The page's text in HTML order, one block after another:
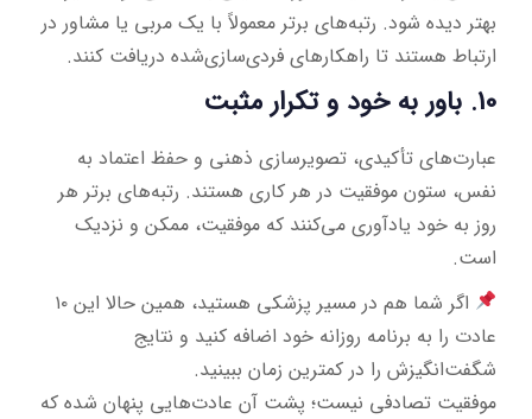
بهتر دیده شود. رتبه‌های برتر معمولاً با یک مربی یا مشاور در
ارتباط هستند تا راهکارهای فردی‌سازی‌شده دریافت کنند.
10. باور به خود و تکرار مثبت
عبارت‌های تأکیدی، تصویرسازی ذهنی و حفظ اعتماد به
نفس، ستون موفقیت در هر کاری هستند. رتبه‌های برتر هر
روز به خود یادآوری می‌کنند که موفقیت، ممکن و نزدیک
است.
اگر شما هم در مسیر پزشکی هستید، همین حالا این ۱۰
عادت را به برنامه روزانه خود اضافه کنید و نتایج
شگفت‌انگیزش را در کمترین زمان ببینید.
موفقیت تصادفی نیست؛ پشت آن عادت‌هایی پنهان شده که